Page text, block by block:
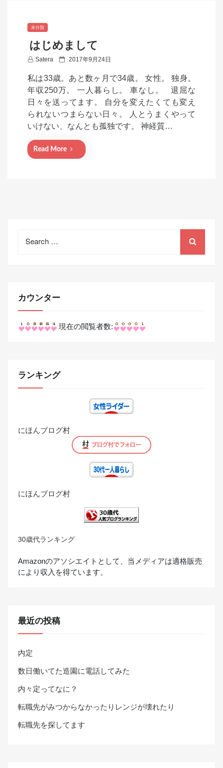
未分類
はじめまして
Satera
P
t
e
d
2017年9月24日
私は33歳。あと数ヶ月で34歳。 女性。 独身。
年収250万。 一人暮らし。 車なし。 退屈な
日々を送ってます。 自分を変えたくても変え
られないつまらない日々。 人とうまくやって
いけない、なんとも孤独です。 神経質…
Read More
for:
カウンター
現在の閲覧者数:
ランキング
にほんブログ村
にほんブログ村
30歳代ランキング
Amazonのアソシエイトとして、当メディアは適格販売
により収入を得ています。
最近の投稿
内定
数日働いてた造園に電話してみた
内々定ってなに？
転職先がみつからなかったりレンジが壊れたり
転職先を探してます